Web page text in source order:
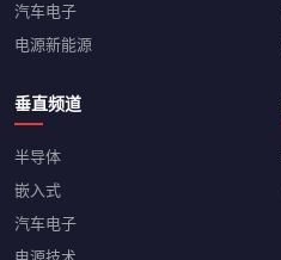
汽车电子
电源新能源
垂直频道
半导体
嵌入式
汽车电子